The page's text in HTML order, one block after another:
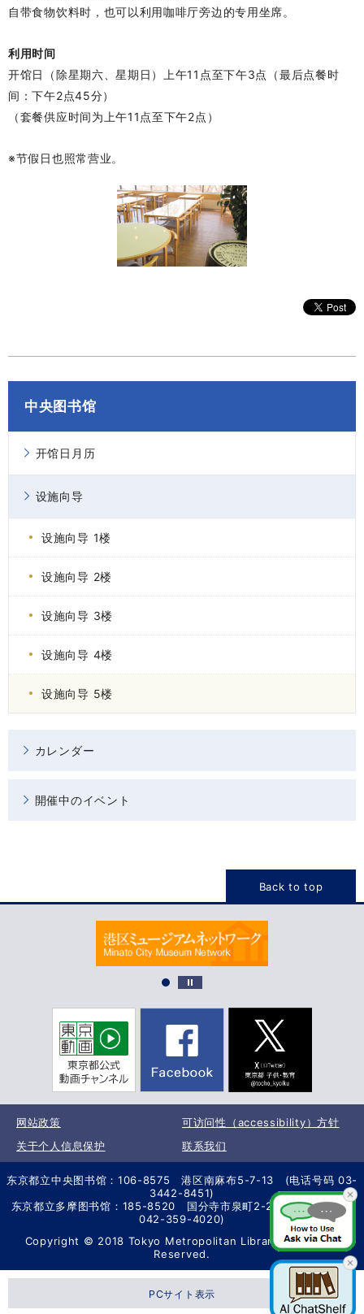
自带食物饮料时，也可以利用咖啡厅旁边的专用坐席。
利用时间
开馆日（除星期六、星期日）上午11点至下午3点（最后点餐时
间：下午2点45分）
（套餐供应时间为上午11点至下午2点）
※节假日也照常营业。
中央图书馆
开馆日月历
设施向导
设施向导 1楼
设施向导 2楼
设施向导 3楼
设施向导 4楼
设施向导 5楼
カレンダー
開催中のイベント
Back to top
网站政策
可访问性（accessibility）方针
关于个人信息保护
联系我们
东京都立中央图书馆：106-8575 港区南麻布5-7-13 (电话号码 03-
3442-8451)
东京都立多摩图书馆：185-8520 国分寺市泉町2-2-26 (电话号码
042-359-4020)
Copyright © 2018 Tokyo Metropolitan Library. All Rights
Reserved.
PCサイト表示